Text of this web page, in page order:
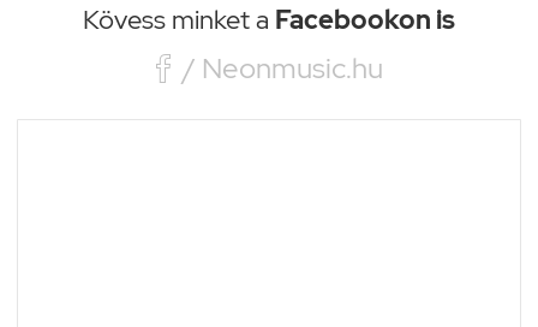
Kövess minket a Facebookon is
 / Neonmusic.hu